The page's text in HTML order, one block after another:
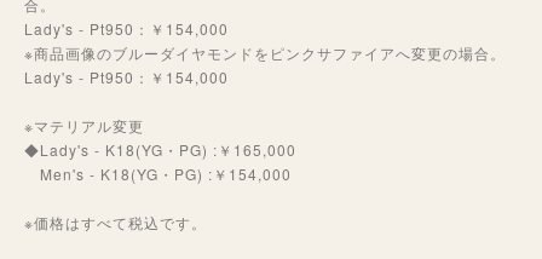
合。
Lady's - Pt950：￥154,000
※商品画像のブルーダイヤモンドをピンクサファイアへ変更の場合。
Lady's - Pt950：￥154,000
※マテリアル変更
◆Lady's - K18(YG・PG) :￥165,000
Men's - K18(YG・PG) :￥154,000
※価格はすべて税込です。